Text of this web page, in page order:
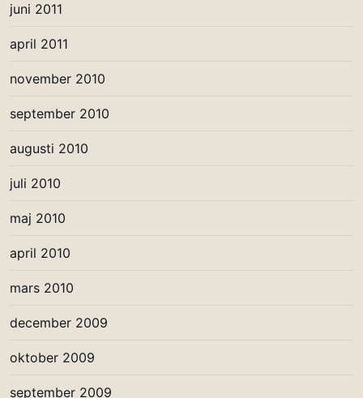
juni 2011
april 2011
november 2010
september 2010
augusti 2010
juli 2010
maj 2010
april 2010
mars 2010
december 2009
oktober 2009
september 2009